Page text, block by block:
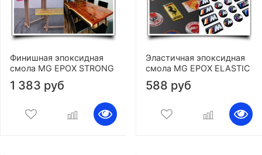
Финишная эпоксидная
смола MG EPOX STRONG
1 383 руб
Эластичная эпоксидная
смола MG EPOX ELASTIC
588 руб